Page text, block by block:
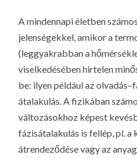
A mindennapi életben
jelenségekkel, amikor a
(leggyakrabban a
viselkedésében hirtelen
be: ilyen például az
átalakulás. A fizikában
változásokhoz képest
fázisátalakulás is fellép, pl.
átrendeződése vagy az